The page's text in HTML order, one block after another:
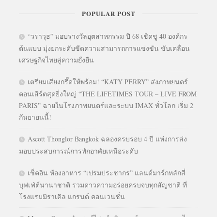
POPULAR POST
“วราวุธ” มอบรางวัลอุตสาหกรรม ปี 68 เชิดชู 40 องค์กร
ต้นแบบ มุ่งยกระดับขีดความสามารถการแข่งขัน ขับเคลื่อน
เศรษฐกิจไทยสู่ความยั่งยืน
เตรียมเสียงกรี๊ดให้พร้อม! “KATY PERRY” ส่งภาพยนตร์
คอนเสิร์ตสุดยิ่งใหญ่ “THE LIFETIMES TOUR – LIVE FROM
PARIS” ฉายในโรงภาพยนตร์และระบบ IMAX ทั่วโลก เริ่ม 2
กันยายนนี้!
Ascott Thonglor Bangkok ฉลองครบรอบ 4 ปี แห่งการส่ง
มอบประสบการณ์การพักอาศัยเหนือระดับ
เช็คอิน ห้องอาหาร “เปรมประชากร” แลนด์มาร์กหลักสี่
บุฟเฟ่ต์นานาชาติ รวมดาวความอร่อยครบจบทุกสัญชาติ ที่
โรงแรมมิราเคิล แกรนด์ คอนเวนชั่น